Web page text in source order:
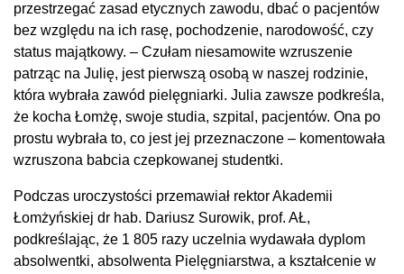
przestrzegać zasad etycznych zawodu, dbać o pacjentów
bez względu na ich rasę, pochodzenie, narodowość, czy
status majątkowy. – Czułam niesamowite wzruszenie
patrząc na Julię, jest pierwszą osobą w naszej rodzinie,
która wybrała zawód pielęgniarki. Julia zawsze podkreśla,
że kocha Łomżę, swoje studia, szpital, pacjentów. Ona po
prostu wybrała to, co jest jej przeznaczone – komentowała
wzruszona babcia czepkowanej studentki.
Podczas uroczystości przemawiał rektor Akademii
Łomżyńskiej dr hab. Dariusz Surowik, prof. AŁ,
podkreślając, że 1 805 razy uczelnia wydawała dyplom
absolwentki, absolwenta Pielęgniarstwa, a kształcenie w